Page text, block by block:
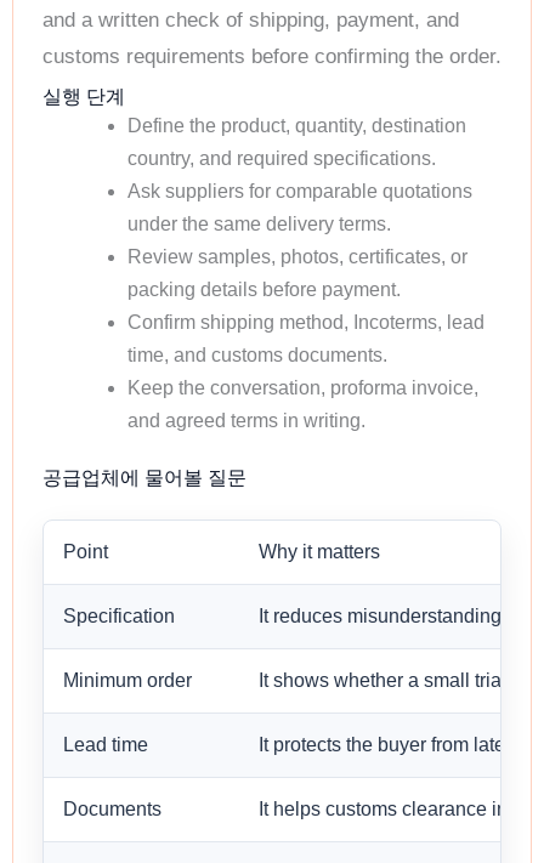
and a written check of shipping, payment, and
customs requirements before confirming the order.
실행 단계
Define the product, quantity, destination
country, and required specifications.
Ask suppliers for comparable quotations
under the same delivery terms.
Review samples, photos, certificates, or
packing details before payment.
Confirm shipping method, Incoterms, lead
time, and customs documents.
Keep the conversation, proforma invoice,
and agreed terms in writing.
공급업체에 물어볼 질문
Point Why it matters
Specification It reduces misunderstanding
Minimum order It shows whether a small trial
Lead time It protects the buyer from late
Documents It helps customs clearance in